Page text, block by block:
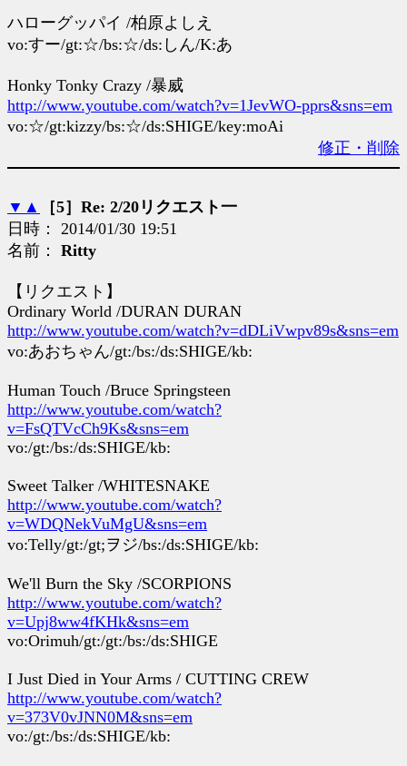
ハローグッパイ /柏原よしえ
vo:すー/gt:☆/bs:☆/ds:しん/K:あ
Honky Tonky Crazy /暴威
http://www.youtube.com/watch?v=1JevWO-pprs&sns=em
vo:☆/gt:kizzy/bs:☆/ds:SHIGE/key:moAi
修正・削除
▼ ▲
［5］Re: 2/20リクエスト一
日時： 2014/01/30 19:51
名前： Ritty
【リクエスト】
Ordinary World /DURAN DURAN
http://www.youtube.com/watch?v=dDLiVwpv89s&sns=em
vo:あおちゃん/gt:/bs:/ds:SHIGE/kb:
Human Touch /Bruce Springsteen
http://www.youtube.com/watch?
v=FsQTVcCh9Ks&sns=em
vo:/gt:/bs:/ds:SHIGE/kb:
Sweet Talker /WHITESNAKE
http://www.youtube.com/watch?
v=WDQNekVuMgU&sns=em
vo:Telly/gt:/gt;ヲジ/bs:/ds:SHIGE/kb:
We'll Burn the Sky /SCORPIONS
http://www.youtube.com/watch?
v=Upj8ww4fKHk&sns=em
vo:Orimuh/gt:/gt:/bs:/ds:SHIGE
I Just Died in Your Arms / CUTTING CREW
http://www.youtube.com/watch?
v=373V0vJNN0M&sns=em
vo:/gt:/bs:/ds:SHIGE/kb: